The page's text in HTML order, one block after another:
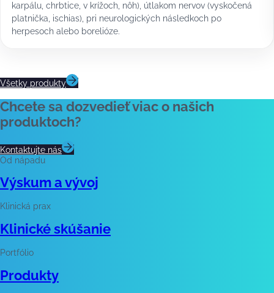
karpálu, chrbtice, v krížoch, nôh), útlakom nervov (vyskočená
platnička, ischias), pri neurologických následkoch po
herpesoch alebo borelióze.
Všetky produkty
Chcete sa dozvedieť viac o našich
produktoch?
Kontaktujte nás
Od nápadu
Výskum a vývoj
Klinická prax
Klinické skúšanie
Portfólio
Produkty